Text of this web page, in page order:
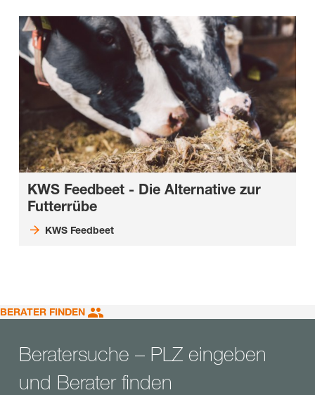
KWS Feedbeet - Die Alternative zur
Futterrübe
KWS Feedbeet
BERATER FINDEN
Beratersuche – PLZ eingeben
und Berater finden